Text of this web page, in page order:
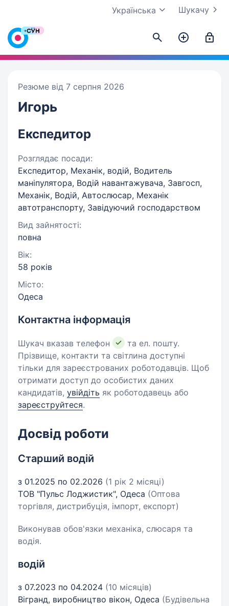
Шукачу
Українська
Резюме від 7 серпня 2026
Игорь
Експедитор
Розглядає посади:
Експедитор, Механік, водій, Водитель
маніпулятора, Водій навантажувача, Завгосп,
Механік, Водій, Автослюсар, Механік
автотранспорту, Завідуючий господарством
Вид зайнятості:
повна
Вік:
58 років
Місто:
Одеса
Контактна інформація
Шукач вказав телефон
та ел. пошту.
Прізвище, контакти та світлина доступні
тільки для зареєстрованих роботодавців. Щоб
отримати доступ до особистих даних
кандидатів, увійдіть як роботодавець або
зареєструйтеся.
Досвід роботи
Старший водій
з 01.2025 по 02.2026 (1 рік 2 місяці)
ТОВ "Пульс Лоджистик", Одеса (Оптова
торгівля, дистрибуція, імпорт, експорт)
Виконував обов'язки механіка, слюсаря та
водія.
водій
з 07.2023 по 04.2024 (10 місяців)
Вігранд, виробництво вікон, Одеса (Будівельна